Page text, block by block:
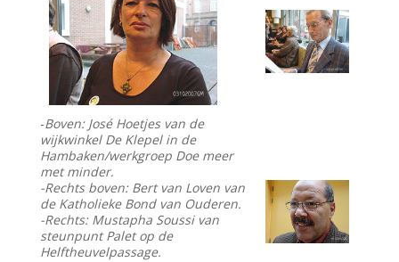
-Boven: José Hoetjes van de
wijkwinkel De Klepel in de
Hambaken/werkgroep Doe meer
met minder.
-Rechts boven: Bert van Loven van
de Katholieke Bond van Ouderen.
-Rechts: Mustapha Soussi van
steunpunt Palet op de
Helftheuvelpassage.